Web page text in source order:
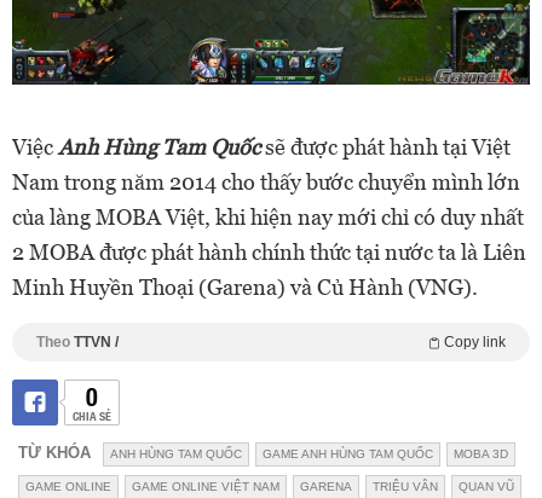
ViệcAnh Hùng Tam Quốcsẽ được phát hành tại Việt
Nam trong năm 2014 cho thấy bước chuyển mình lớn
của làng MOBA Việt, khi hiện nay mới chỉ có duy nhất
2 MOBA được phát hành chính thức tại nước ta là Liên
Minh Huyền Thoại (Garena) và Củ Hành (VNG).
Theo TTVN / Copy link
0
CHIA SẺ
TỪ KHÓA ANH HÙNG TAM QUỐC GAME ANH HÙNG TAM QUỐC MOBA 3D
GAME ONLINE GAME ONLINE VIỆT NAM GARENA TRIỆU VÂN QUAN VŨ